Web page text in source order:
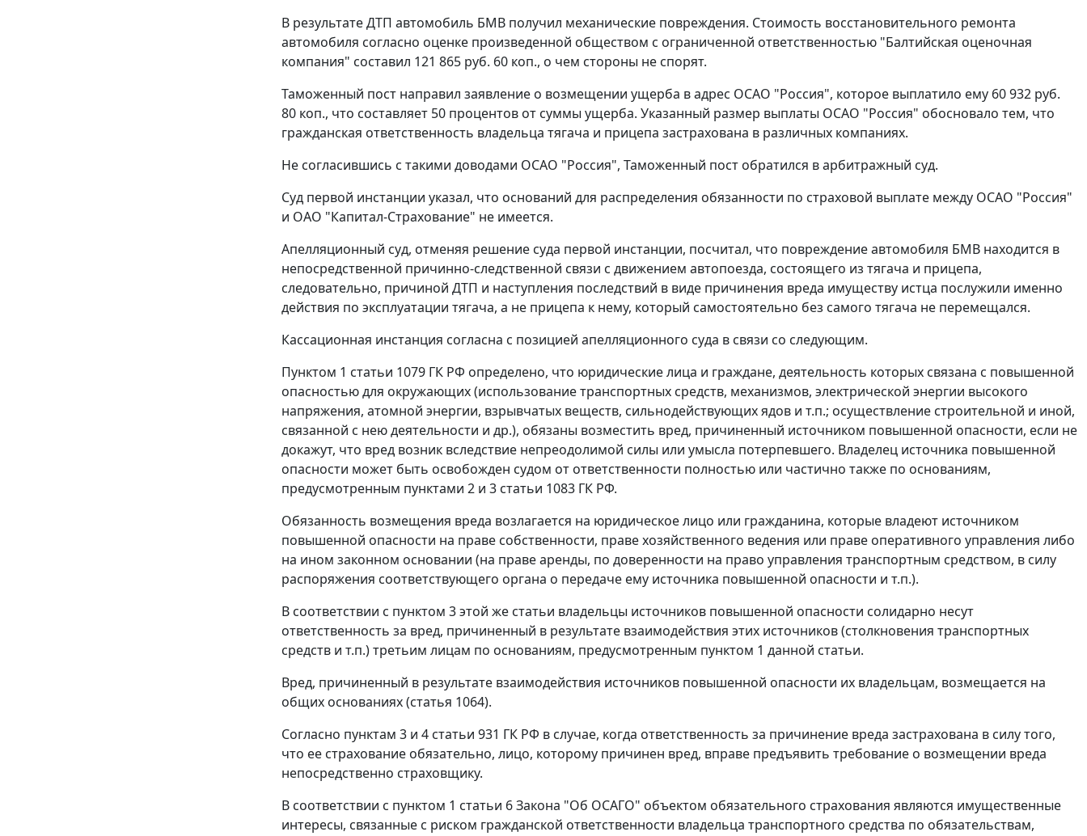
В результате ДТП автомобиль БМВ получил механические повреждения. Стоимость восстановительного ремонта
автомобиля согласно оценке произведенной обществом с ограниченной ответственностью "Балтийская оценочная
компания" составил 121 865 руб. 60 коп., о чем стороны не спорят.
Таможенный пост направил заявление о возмещении ущерба в адрес ОСАО "Россия", которое выплатило ему 60 932 руб.
80 коп., что составляет 50 процентов от суммы ущерба. Указанный размер выплаты ОСАО "Россия" обосновало тем, что
гражданская ответственность владельца тягача и прицепа застрахована в различных компаниях.
Не согласившись с такими доводами ОСАО "Россия", Таможенный пост обратился в арбитражный суд.
Суд первой инстанции указал, что оснований для распределения обязанности по страховой выплате между ОСАО "Россия"
и ОАО "Капитал-Страхование" не имеется.
Апелляционный суд, отменяя решение суда первой инстанции, посчитал, что повреждение автомобиля БМВ находится в
непосредственной причинно-следственной связи с движением автопоезда, состоящего из тягача и прицепа,
следовательно, причиной ДТП и наступления последствий в виде причинения вреда имуществу истца послужили именно
действия по эксплуатации тягача, а не прицепа к нему, который самостоятельно без самого тягача не перемещался.
Кассационная инстанция согласна с позицией апелляционного суда в связи со следующим.
Пунктом 1 статьи 1079 ГК РФ определено, что юридические лица и граждане, деятельность которых связана с повышенной
опасностью для окружающих (использование транспортных средств, механизмов, электрической энергии высокого
напряжения, атомной энергии, взрывчатых веществ, сильнодействующих ядов и т.п.; осуществление строительной и иной,
связанной с нею деятельности и др.), обязаны возместить вред, причиненный источником повышенной опасности, если не
докажут, что вред возник вследствие непреодолимой силы или умысла потерпевшего. Владелец источника повышенной
опасности может быть освобожден судом от ответственности полностью или частично также по основаниям,
предусмотренным пунктами 2 и 3 статьи 1083 ГК РФ.
Обязанность возмещения вреда возлагается на юридическое лицо или гражданина, которые владеют источником
повышенной опасности на праве собственности, праве хозяйственного ведения или праве оперативного управления либо
на ином законном основании (на праве аренды, по доверенности на право управления транспортным средством, в силу
распоряжения соответствующего органа о передаче ему источника повышенной опасности и т.п.).
В соответствии с пунктом 3этой же статьи владельцы источников повышенной опасности солидарно несут
ответственность за вред, причиненный в результате взаимодействия этих источников (столкновения транспортных
средств и т.п.) третьим лицам по основаниям, предусмотренным пунктом 1 данной статьи.
Вред, причиненный в результате взаимодействия источников повышенной опасности их владельцам, возмещается на
общих основаниях (статья 1064).
Согласно пунктам 3 и 4 статьи 931 ГК РФ в случае, когда ответственность за причинение вреда застрахована в силу того,
что ее страхование обязательно, лицо, которому причинен вред, вправе предъявить требование о возмещении вреда
непосредственно страховщику.
В соответствии с пунктом 1 статьи 6Закона "Об ОСАГО" объектом обязательного страхования являются имущественные
интересы, связанные с риском гражданской ответственности владельца транспортного средства по обязательствам,